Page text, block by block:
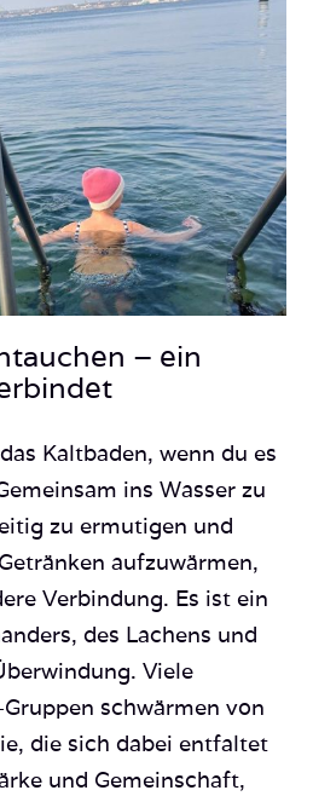
– ein
Kaltbaden, wenn du es
ins Wasser zu
zu ermutigen und
aufzuwärmen,
Verbindung. Es ist ein
des Lachens und
Viele
schwärmen von
die sich dabei entfaltet
und Gemeinschaft,